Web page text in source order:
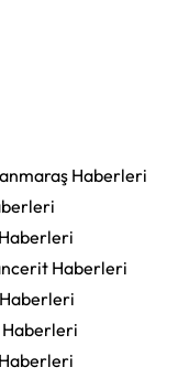
Haberleri
Haberleri
Haberleri